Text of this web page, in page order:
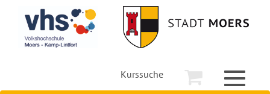
Kurssuche
Toggle